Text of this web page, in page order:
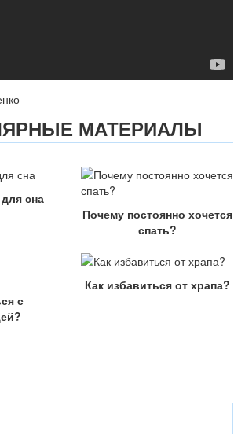
МАТЕРИАЛЫ
сна
Почему постоянно хочется
спать?
с
Как избавиться от храпа?
ОПРОС